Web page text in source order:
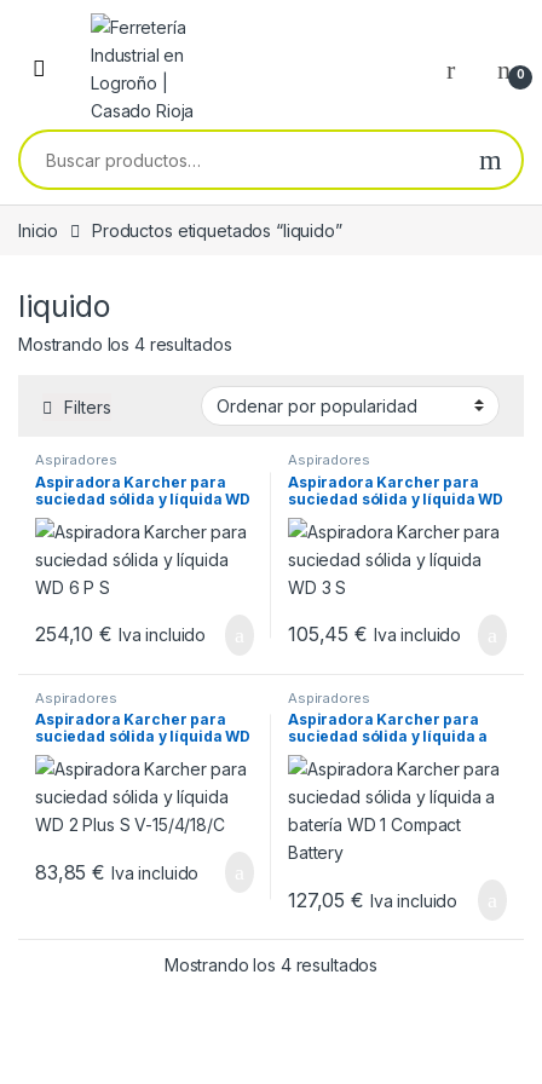
Skip to navigation
Skip to content
0
Buscar por:
Inicio Productos etiquetados “liquido”
liquido
Mostrando los 4 resultadosOrdenado por popularidad
Filters
Aspiradores
Aspiradora Karcher para
suciedad sólida y líquida WD
6 P S
254,10€ Iva incluido
Aspiradores
Aspiradora Karcher para
suciedad sólida y líquida WD
3 S
105,45€ Iva incluido
Aspiradores
Aspiradora Karcher para
suciedad sólida y líquida WD
2 Plus S V-15/4/18/C
83,85€ Iva incluido
Aspiradores
Aspiradora Karcher para
suciedad sólida y líquida a
batería WD 1 Compact
Battery
127,05€ Iva incluido
Mostrando los 4 resultados